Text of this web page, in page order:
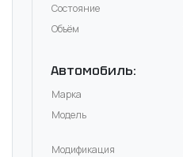
Состояние
Объём
Автомобиль:
Марка
Модель
Модификация